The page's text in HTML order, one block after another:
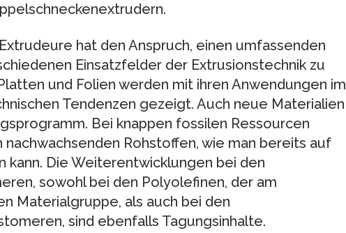
hat den Anspruch, einen umfassenden
Einsatzfelder der Extrusionstechnik zu
und Folien werden mit ihren Anwendungen im
Tendenzen gezeigt. Auch neue Materialien
Bei knappen fossilen Ressourcen
Rohstoffen, wie man bereits auf
kann. Die Weiterentwicklungen bei den
sowohl bei den Polyolefinen, der am
Materialgruppe, als auch bei den
sind ebenfalls Tagungsinhalte.